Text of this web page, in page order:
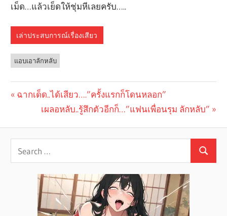
เม็ด…แล้วเย็ดให้ชุ่มหีเลยครับ…..
เล่าประสบการณ์เรื่องเสียว
แอบเอาลักหลับ
navigation
Previous
ฉากเด็ด..ได้เสียว….”ครั้งแรกก็โดนหลอก”
Next
เผลอหลับ..รู้สึกตัวอีกก็…”แฟนเพื่อนรุม ลักหลับ”